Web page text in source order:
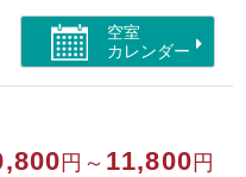
ーのみ
空室
カレンダー
円～ 11,800 円